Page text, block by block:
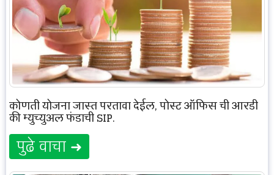
कोणती योजना जास्त परतावा देईल, पोस्ट ऑफिस ची आरडी
की म्युच्युअल फंडाची SIP.
पुढे वाचा ➜